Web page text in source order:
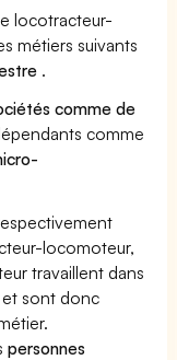
locotracteur-
métiers suivants
.
comme de
comme
locomoteur,
travaillent dans
et sont donc
personnes